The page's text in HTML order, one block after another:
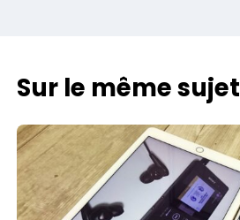
Sur le même sujet